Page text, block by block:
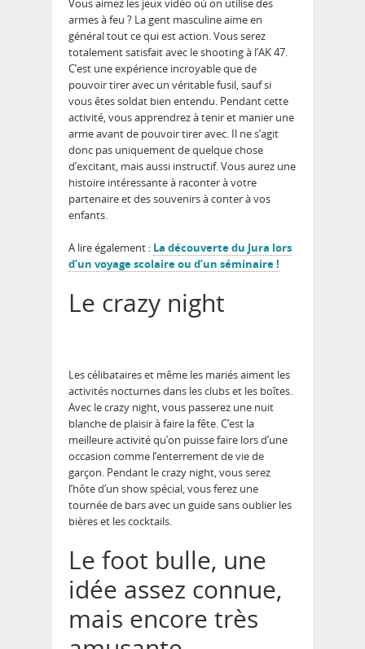
Vous aimez les jeux vidéo où on utilise des
armes à feu ? La gent masculine aime en
général tout ce qui est action. Vous serez
totalement satisfait avec le shooting à l’AK 47.
C’est une expérience incroyable que de
pouvoir tirer avec un véritable fusil, sauf si
vous êtes soldat bien entendu. Pendant cette
activité, vous apprendrez à tenir et manier une
arme avant de pouvoir tirer avec. Il ne s’agit
donc pas uniquement de quelque chose
d’excitant, mais aussi instructif. Vous aurez une
histoire intéressante à raconter à votre
partenaire et des souvenirs à conter à vos
enfants.
A lire également : La découverte du Jura lors
d’un voyage scolaire ou d’un séminaire !
Le crazy night
Les célibataires et même les mariés aiment les
activités nocturnes dans les clubs et les boîtes.
Avec le crazy night, vous passerez une nuit
blanche de plaisir à faire la fête. C’est la
meilleure activité qu’on puisse faire lors d’une
occasion comme l’enterrement de vie de
garçon. Pendant le crazy night, vous serez
l’hôte d’un show spécial, vous ferez une
tournée de bars avec un guide sans oublier les
bières et les cocktails.
Le foot bulle, une
idée assez connue,
mais encore très